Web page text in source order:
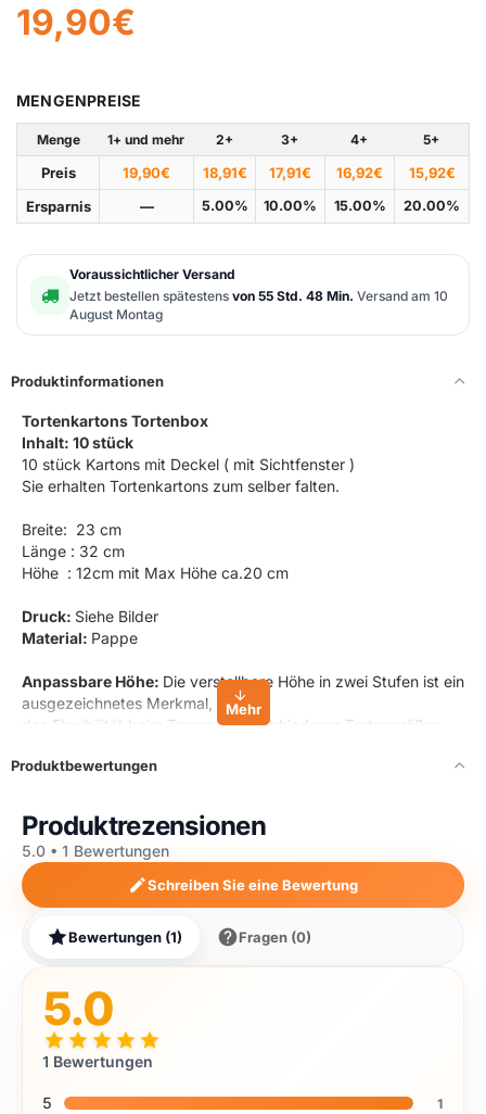
19,90€
MENGENPREISE
Menge 1+ und mehr 2+ 3+ 4+ 5+
Preis 19,90€ 18,91€ 17,91€ 16,92€
15,92€
Ersparnis
— 5.00% 10.00% 15.00% 20.00%
Voraussichtlicher Versand
Jetzt bestellen spätestens von 55 Std. 48 Min. Versand am 10
August Montag
Produktinformationen
TortenkartonsTortenbox
Inhalt: 10 stück
10 stück Kartons mit Deckel ( mit Sichtfenster )
Sie erhalten Tortenkartons zum selber falten.
Breite: 23 cm
Länge : 32 cm
Höhe : 12cm mit Max Höhe ca.20 cm
Druck: Siehe Bilder
Material: Pappe
Anpassbare Höhe: Die verstellbare Höhe in zwei Stufen ist ein
ausgezeichnetes Merkmal,
das Flexibilität beim Transport verschiedener Tortengrößen
dass der Mechanismus zur Höhenverstellung einfach zu
Design und Stabilität:Ein neues, ansprechendes Design, das
gleichzeitig Stabilität bietet,
ist entscheidend für die Attraktivität des Produkts. Die
Stabilität ist besonders wichtig,
sicher und unversehrt bleibt.
Sichtfenster:
es ermöglicht,
die Torte zu präsentieren, ohne die Box zu öffnen. Dies ist
nicht nur praktisch,
sondern erhöht auch die ästhetische Anziehungskraft der
Verpackung.
Produktbewertungen
Produktrezensionen
5.0 • 1 Bewertungen
Schreiben Sie eine Bewertung
Bewertungen (1) Fragen (0)
5.0
1 Bewertungen
5 1